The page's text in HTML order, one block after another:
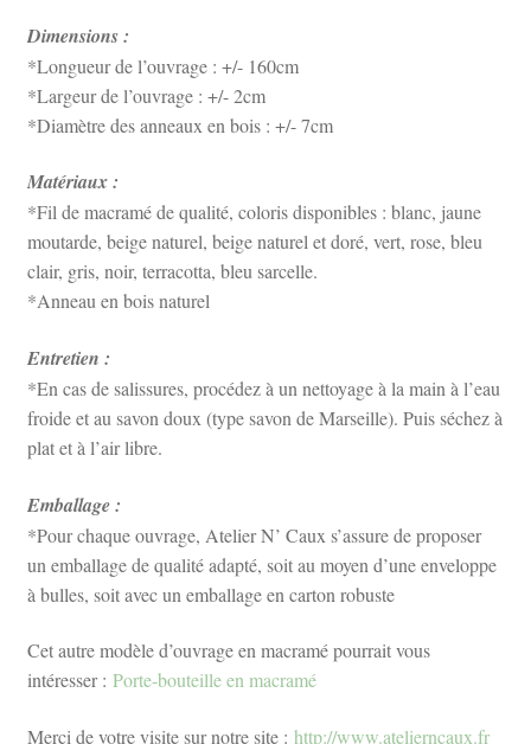
Dimensions :
*Longueur de l’ouvrage : +/- 160cm
*Largeur de l’ouvrage : +/- 2cm
*Diamètre des anneaux en bois : +/- 7cm
Matériaux :
*Fil de macramé de qualité, coloris disponibles : blanc, jaune
moutarde, beige naturel, beige naturel et doré, vert, rose, bleu
clair, gris, noir, terracotta, bleu sarcelle.
*Anneau en bois naturel
Entretien :
*En cas de salissures, procédez à un nettoyage à la main à l’eau
froide et au savon doux (type savon de Marseille). Puis séchez à
plat et à l’air libre.
Emballage :
*Pour chaque ouvrage, Atelier N’ Caux s’assure de proposer
un emballage de qualité adapté, soit au moyen d’une enveloppe
à bulles, soit avec un emballage en carton robuste
Cet autre modèle d’ouvrage en macramé pourrait vous
intéresser : Porte-bouteille en macramé
Merci de votre visite sur notre site : http://www.atelierncaux.fr